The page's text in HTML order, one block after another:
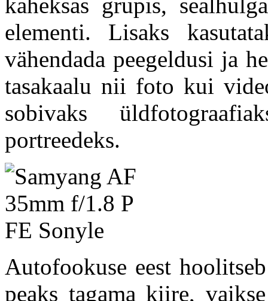
elementi. Lisaks
vähendada peegeldusi ja
tasakaalu nii foto kui
sobivaks
portreedeks.
Autofookuse eest
peaks tagama kiire,